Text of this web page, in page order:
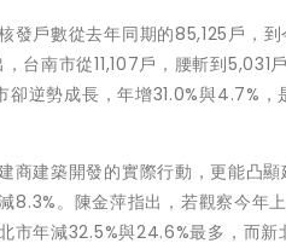
戶數從去年同期的85,125戶，
台南市從11,107戶，腰斬到5,031
逆勢成長，年增31.0%與4.7%
建築開發的實際行動，更能凸
。陳金萍指出，若觀察今年
年減32.5%與24.6%最多，而新